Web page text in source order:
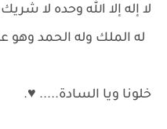
لا إله إلا الله وحده لا
له الملك وله الحمد
خلونا ويا السادة..... ♥.